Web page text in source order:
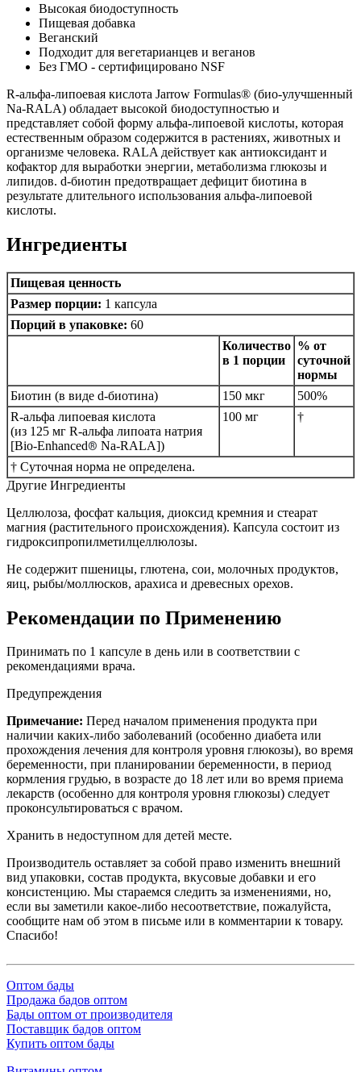
Высокая биодоступность
Пищевая добавка
Веганский
Подходит для вегетарианцев и веганов
Без ГМО - сертифицировано NSF
R-альфа-липоевая кислота Jarrow Formulas® (био-улучшенный
Na-RALA) обладает высокой биодоступностью и
представляет собой форму альфа-липоевой кислоты, которая
естественным образом содержится в растениях, животных и
организме человека. RALA действует как антиоксидант и
кофактор для выработки энергии, метаболизма глюкозы и
липидов. d-биотин предотвращает дефицит биотина в
результате длительного использования альфа-липоевой
кислоты.
Ингредиенты
Пищевая ценность
Размер порции: 1 капсула
Порций в упаковке: 60
Количество
в 1 порции
% от
суточной
нормы
Биотин (в виде d-биотина)
150 мкг
500%
R-альфа липоевая кислота
(из 125 мг R-альфа липоата натрия
[Bio-Enhanced® Na-RALA])
100 мг †
† Суточная норма не определена.
Другие Ингредиенты
Целлюлоза, фосфат кальция, диоксид кремния и стеарат
магния (растительного происхождения). Капсула состоит из
гидроксипропилметилцеллюлозы.
Не содержит пшеницы, глютена, сои, молочных продуктов,
яиц, рыбы/моллюсков, арахиса и древесных орехов.
Рекомендации по Применению
Принимать по 1 капсуле в день или в соответствии с
рекомендациями врача.
Предупреждения
Примечание: Перед началом применения продукта при
наличии каких-либо заболеваний (особенно диабета или
прохождения лечения для контроля уровня глюкозы), во время
беременности, при планировании беременности, в период
кормления грудью, в возрасте до 18 лет или во время приема
лекарств (особенно для контроля уровня глюкозы) следует
проконсультироваться с врачом.
Хранить в недоступном для детей месте.
Производитель оставляет за собой право изменить внешний
вид упаковки, состав продукта, вкусовые добавки и его
консистенцию. Мы стараемся следить за изменениями, но,
если вы заметили какое-либо несоответствие, пожалуйста,
сообщите нам об этом в письме или в комментарии к товару.
Спасибо!
Оптом бады
Продажа бадов оптом
Бады оптом от производителя
Поставщик бадов оптом
Купить оптом бады